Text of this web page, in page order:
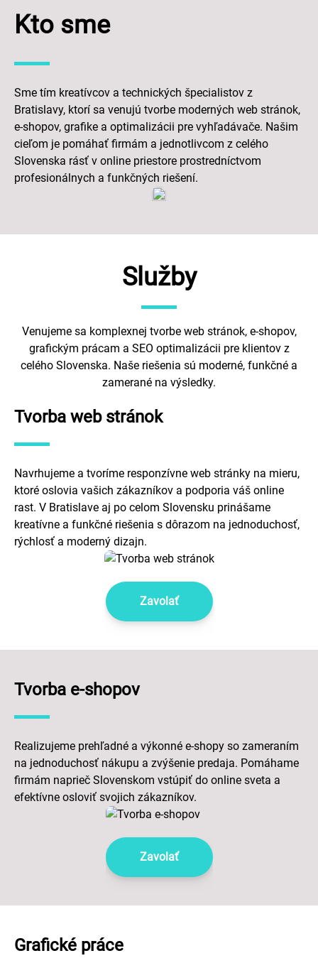
Kto sme
Sme tím kreatívcov a technických špecialistov z
Bratislavy, ktorí sa venujú tvorbe moderných web stránok,
e-shopov, grafike a optimalizácii pre vyhľadávače. Našim
cieľom je pomáhať firmám a jednotlivcom z celého
Slovenska rásť v online priestore prostredníctvom
profesionálnych a funkčných riešení.
Služby
Venujeme sa komplexnej tvorbe web stránok, e-shopov,
grafickým prácam a SEO optimalizácii pre klientov z
celého Slovenska. Naše riešenia sú moderné, funkčné a
zamerané na výsledky.
Zavolať
Tvorba web stránok
Navrhujeme a tvoríme responzívne web stránky na mieru,
ktoré oslovia vašich zákazníkov a podporia váš online
rast. V Bratislave aj po celom Slovensku prinášame
kreatívne a funkčné riešenia s dôrazom na jednoduchosť,
rýchlosť a moderný dizajn.
Zavolať
Tvorba e-shopov
Realizujeme prehľadné a výkonné e-shopy so zameraním
na jednoduchosť nákupu a zvýšenie predaja. Pomáhame
firmám naprieč Slovenskom vstúpiť do online sveta a
efektívne osloviť svojich zákazníkov.
Grafické práce